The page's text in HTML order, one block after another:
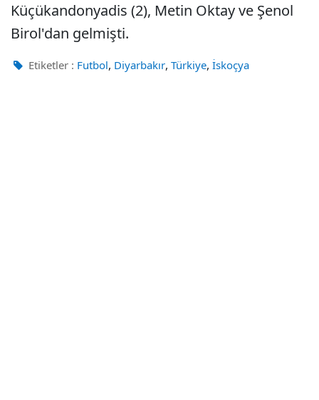
Küçükandonyadis (2), Metin Oktay ve Şenol
Birol'dan gelmişti.
Etiketler : Futbol, Diyarbakır, Türkiye, İskoçya